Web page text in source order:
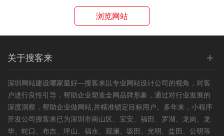
浏览网站
关于搜客来 +
深圳 网站建设哪家最好—搜客来以专业网站设计公司的视角，对客
户进行良性引导，帮助企业塑造全网品牌形象，通过对行业发展的
深度洞察，帮助企业做网站,并精准锁定目标用户。多年来，小程序
开发公司搜客来已为深圳市南山区、宝安、福田、罗湖、龙岗、龙
华、蛇口、布吉、坪山、福永、观澜、坂田、光明、盐田、公明等